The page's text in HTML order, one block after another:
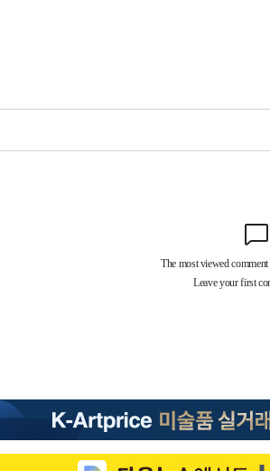
서 AT마드리드 입단식…'전례 없는 특급대우'
대통령 취임 하루만에 차량폭탄 폭발 사건
"메카 3국 방위협정은 이란이 목표 아냐 " 밝혀
설한 레바논 남부에서 레바논군 3명 폭발로 부상
뷔 앞둔 이강인, 맨시티전 선발 대신 '벤치 시작'
당원투표 합산 김민석 48.54%로 승리…정청래
원투표 합산 김민석 46.01%로 승리…정청래
, 대한축구협회 성 접대 의혹 심판 조사"
제주삼다수 역전 우승…데뷔 10년 차에 첫
면"…안동 물길공원서 헤엄친 구렁이 '소동'